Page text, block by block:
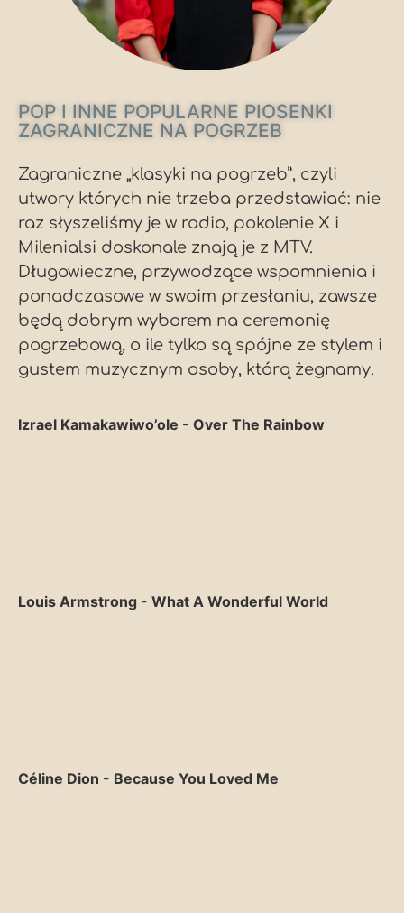
POP I INNE POPULARNE PIOSENKI
ZAGRANICZNE NA POGRZEB
Zagraniczne „klasyki na pogrzeb”, czyli
utwory których nie trzeba przedstawiać: nie
raz słyszeliśmy je w radio, pokolenie X i
Milenialsi doskonale znają je z MTV.
Długowieczne, przywodzące wspomnienia i
ponadczasowe w swoim przesłaniu, zawsze
będą dobrym wyborem na ceremonię
pogrzebową, o ile tylko są spójne ze stylem i
gustem muzycznym osoby, którą żegnamy.
Izrael Kamakawiwo’ole - Over The Rainbow
Louis Armstrong - What A Wonderful World
Céline Dion - Because You Loved Me